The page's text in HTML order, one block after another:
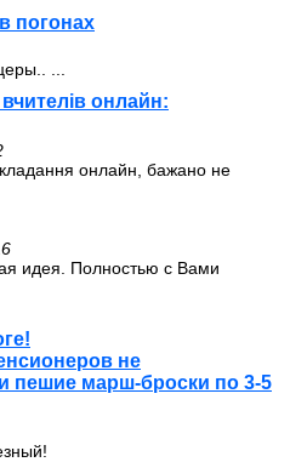
погонах
...
вчителів онлайн:
онлайн, бажано не
идея. Полностью с Вами
не
пешие марш-броски по 3-5